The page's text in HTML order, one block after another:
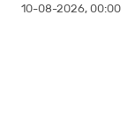
10-08-2026, 00:00